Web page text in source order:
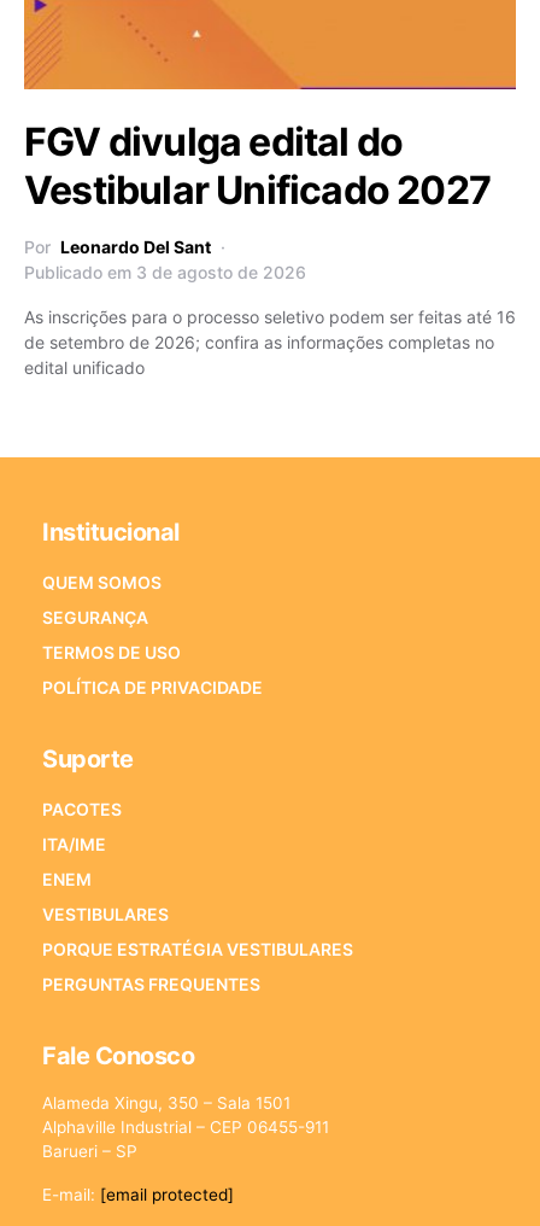
FGV divulga edital do
Vestibular Unificado 2027
Por Leonardo Del Sant
Publicado em 3 de agosto de 2026
As inscrições para o processo seletivo podem ser feitas até 16
de setembro de 2026; confira as informações completas no
edital unificado
Institucional
QUEM SOMOS
SEGURANÇA
TERMOS DE USO
POLÍTICA DE PRIVACIDADE
Suporte
PACOTES
ITA/IME
ENEM
VESTIBULARES
PORQUE ESTRATÉGIA VESTIBULARES
PERGUNTAS FREQUENTES
Fale Conosco
Alameda Xingu, 350 – Sala 1501
Alphaville Industrial – CEP 06455-911
Barueri – SP
E-mail: [email protected]